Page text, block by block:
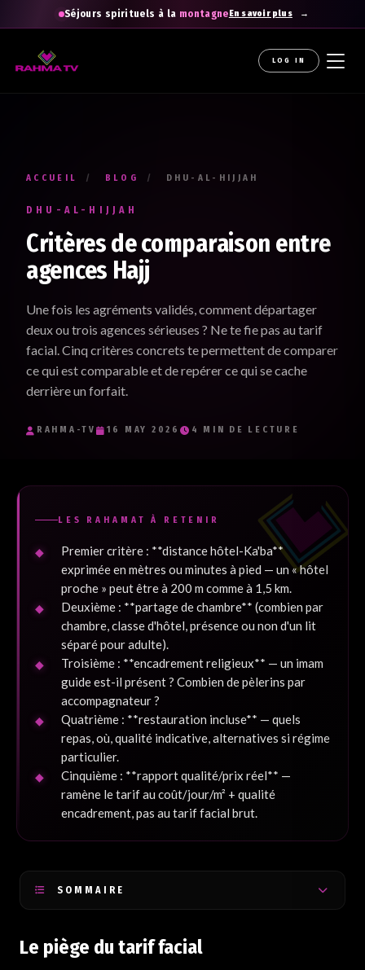
Séjours spirituels à la montagneEn savoir plus
LOG IN
ACCUEIL / BLOG / DHU-AL-HIJJAH
DHU-AL-HIJJAH
Critères de comparaison entre
agences Hajj
Une fois les agréments validés, comment départager
deux ou trois agences sérieuses ? Ne te fie pas au tarif
facial. Cinq critères concrets te permettent de comparer
ce qui est comparable et de repérer ce qui se cache
derrière un forfait.
RAHMA-TV 16 MAY 2026 4 MIN DE LECTURE
LES RAHAMAT À RETENIR
Premier critère : **distance hôtel-Ka'ba**
exprimée en mètres ou minutes à pied — un « hôtel
proche » peut être à 200 m comme à 1,5 km.
Deuxième : **partage de chambre** (combien par
chambre, classe d'hôtel, présence ou non d'un lit
séparé pour adulte).
Troisième : **encadrement religieux** — un imam
guide est-il présent ? Combien de pèlerins par
accompagnateur ?
Quatrième : **restauration incluse** — quels
repas, où, qualité indicative, alternatives si régime
particulier.
Cinquième : **rapport qualité/prix réel** —
ramène le tarif au coût/jour/m² + qualité
encadrement, pas au tarif facial brut.
SOMMAIRE
Hébergement — distance, partage, classe
Le piège du tarif facial
apprendre comprendreetcheminer
Votre prénom *
Renseignez votre adresse email. Ex. : abc@xyz.com
Je souhaite recevoir les e-mails inspirants de RaHma-TV et
j'accepte la politique de confidentialité.